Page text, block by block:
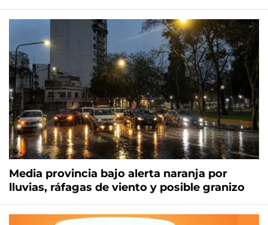
Media provincia bajo alerta naranja por
lluvias, ráfagas de viento y posible granizo